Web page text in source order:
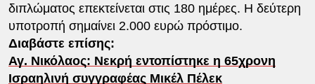
διπλώματος επεκτείνεται στις 180 ημέρες. Η δεύτερη
υποτροπή σημαίνει 2.000 ευρώ πρόστιμο.
Διαβάστε επίσης:
Αγ. Νικόλαος: Νεκρή εντοπίστηκε η 65χρονη
Ισραηλινή συγγραφέας Μικέλ Πέλεκ